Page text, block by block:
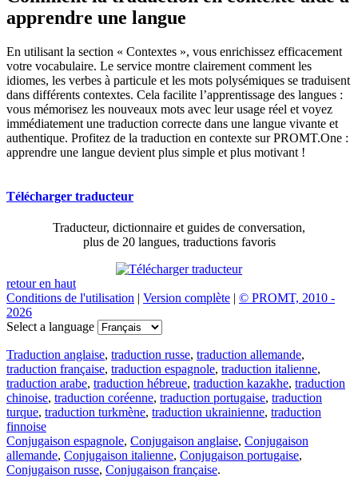
apprendre une langue
En utilisant la section « Contextes », vous enrichissez efficacement
votre vocabulaire. Le service montre clairement comment les
idiomes, les verbes à particule et les mots polysémiques se traduisent
dans différents contextes. Cela facilite l’apprentissage des langues :
vous mémorisez les nouveaux mots avec leur usage réel et voyez
immédiatement une traduction correcte dans une langue vivante et
authentique. Profitez de la traduction en contexte sur PROMT.One :
apprendre une langue devient plus simple et plus motivant !
Télécharger traducteur
Traducteur, dictionnaire et guides de conversation,
plus de 20 langues, traductions favoris
retour en haut
Conditions de l'utilisation | Version complète | © PROMT, 2010 -
2026
Select a language
Traduction anglaise, traduction russe, traduction allemande,
traduction française, traduction espagnole, traduction italienne,
traduction arabe, traduction hébreue, traduction kazakhe, traduction
chinoise, traduction coréenne, traduction portugaise, traduction
turque, traduction turkmène, traduction ukrainienne, traduction
finnoise
Conjugaison espagnole, Conjugaison anglaise, Conjugaison
allemande, Conjugaison italienne, Conjugaison portugaise,
Conjugaison russe, Conjugaison française.